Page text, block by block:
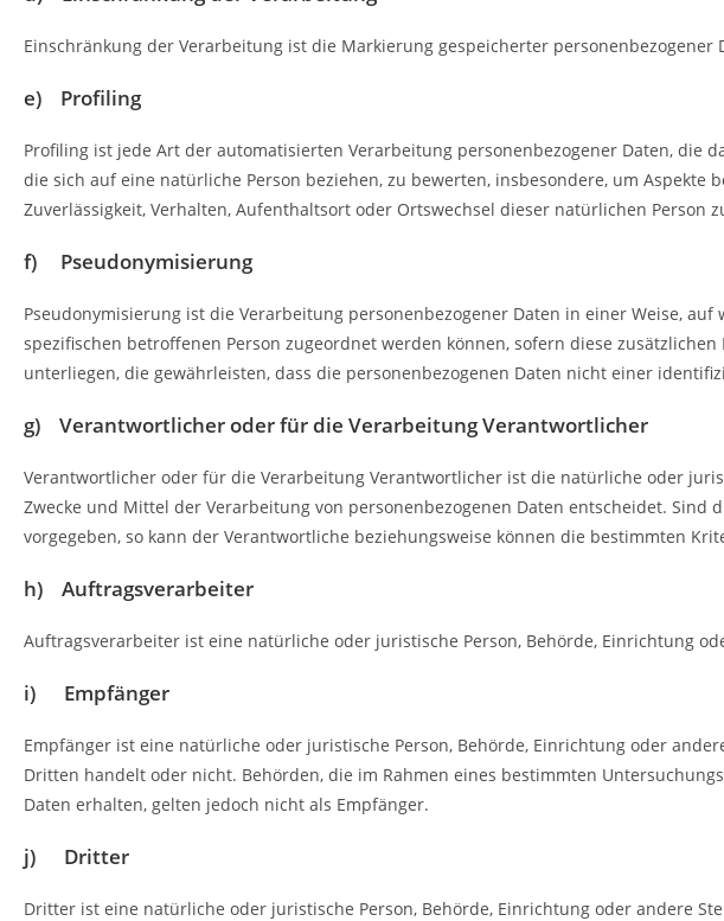
Einschränkung der Verarbeitung ist die Markierung gespeicherter
e) Profiling
Profiling ist jede Art der automatisierten Verarbeitung personenbezogener Daten, die
die sich auf eine natürliche Person beziehen, zu bewerten, insbesondere, um
Zuverlässigkeit, Verhalten, Aufenthaltsort oder Ortswechsel dieser natürlichen Person
f) Pseudonymisierung
Pseudonymisierung ist die Verarbeitung personenbezogener Daten in einer Weise,
spezifischen betroffenen Person zugeordnet werden können, sofern diese
unterliegen, die gewährleisten, dass die personenbezogenen Daten nicht einer
g) Verantwortlicher oder für die Verarbeitung Verantwortlicher
Verantwortlicher oder für die Verarbeitung Verantwortlicher ist die natürliche oder
Zwecke und Mittel der Verarbeitung von personenbezogenen Daten entscheidet.
vorgegeben, so kann der Verantwortliche beziehungsweise können die bestimmten
h) Auftragsverarbeiter
Auftragsverarbeiter ist eine natürliche oder juristische Person, Behörde, Einrichtung
i) Empfänger
Empfänger ist eine natürliche oder juristische Person, Behörde, Einrichtung oder
Dritten handelt oder nicht. Behörden, die im Rahmen eines bestimmten
Daten erhalten, gelten jedoch nicht als Empfänger.
j) Dritter
Dritter ist eine natürliche oder juristische Person, Behörde, Einrichtung oder andere